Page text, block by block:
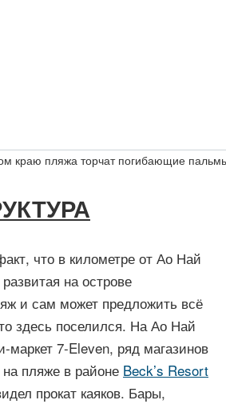
краю пляжа торчат погибающие
что в километре от Ао Най
на острове
и сам может предложить всё
здесь поселился. На Ао Най
маркет 7-Eleven, ряд магазинов
на пляже в районе Beck’s Resort
прокат каяков. Бары,